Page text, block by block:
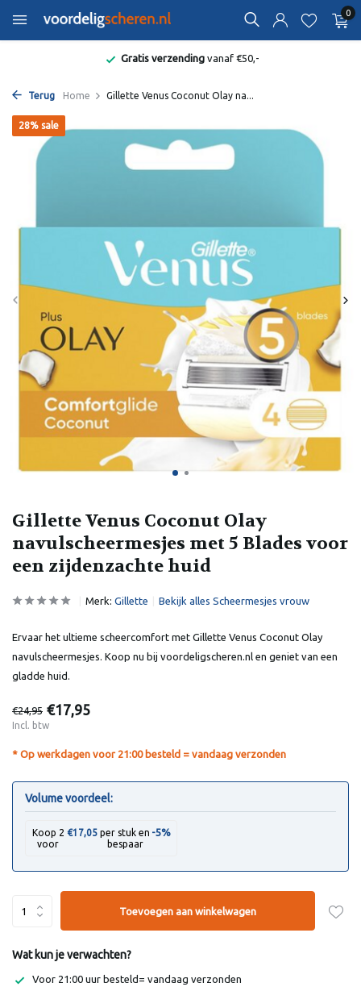
0
Gratis verzendingvanaf €50,-
Terug Home Gillette Venus Coconut Olay na...
Gillette Venus Coconut Olay
navulscheermesjes met 5 Blades voor
een zijdenzachte huid
28% sale
Merk: Gillette Bekijk alles Scheermesjes vrouw
Ervaar het ultieme scheercomfort met Gillette Venus Coconut Olay
navulscheermesjes. Koop nu bij voordeligscheren.nl en geniet van een
gladde huid.
€24,95 €17,95
Incl. btw
* Op werkdagen voor 21:00 besteld = vandaag verzonden
Volume voordeel:
Koop 2
voor
€17,05 per stuk en
bespaar
-5%
Toevoegen aan winkelwagen
Wat kun je verwachten?
Voor 21:00 uur besteld= vandaag verzonden